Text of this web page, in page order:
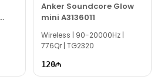
Anker Soundcore Glow
mini A3136011
Wireless | 90-20000Hz |
776Qr | TG2320
120